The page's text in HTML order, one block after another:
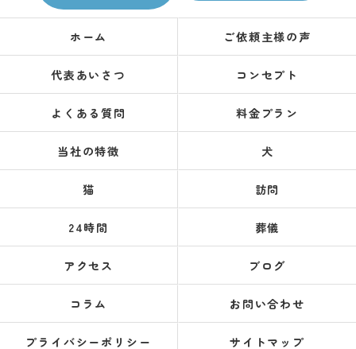
ホーム ご依頼主様の声
代表あいさつ コンセプト
よくある質問 料金プラン
当社の特徴 犬
猫 訪問
24時間 葬儀
アクセス ブログ
コラム お問い合わせ
プライバシーポリシー サイトマップ